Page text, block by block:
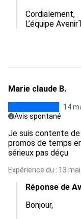
Cordialement,
L’équipe
Marie claude B.
14
Avis spontané
Je suis contente
promos de temps
sérieux pas déçu
Expérience du : 13
Réponse de
Bonjour,